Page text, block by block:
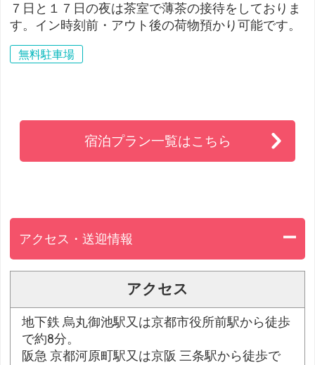
７日と１７日の夜は茶室で薄茶の接待をしておりま
す。イン時刻前・アウト後の荷物預かり可能です。
無料駐車場
宿泊プラン一覧はこちら
アクセス・送迎情報
アクセス
地下鉄 烏丸御池駅又は京都市役所前駅から徒歩
で約8分。
阪急 京都河原町駅又は京阪 三条駅から徒歩で